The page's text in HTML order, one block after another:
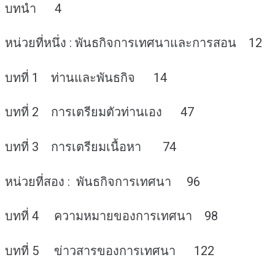
บทนำ 4
หน่วยที่หนึ่ง : พันธกิจการเทศนาและการสอน 12
บทที่ 1 ท่านและพันธกิจ 14
บทที่ 2 การเตรียมตัวท่านเอง 47
บทที่ 3 การเตรียมเนื้อหา 74
หน่วยที่สอง : พันธกิจการเทศนา 96
บทที่ 4 ความหมายของการเทศนา 98
บทที่ 5 ข่าวสารของการเทศนา 122